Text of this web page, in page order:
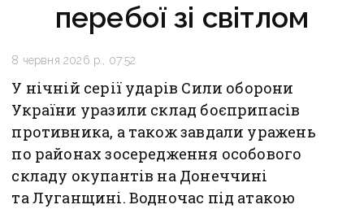
перебої зі світлом
8 червня 2026 р., 07:52
У нічній серії ударів Сили оборони
України уразили склад боєприпасів
противника, а також завдали уражень
по районах зосередження особового
складу окупантів на Донеччині
та Луганщині. Водночас під атакою